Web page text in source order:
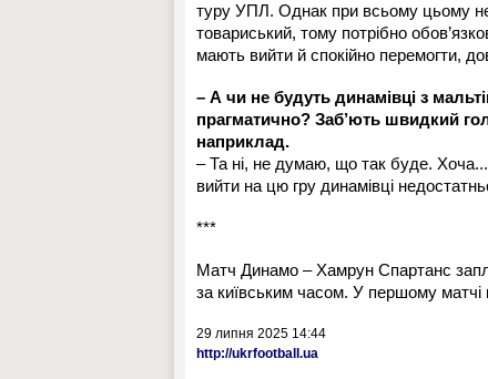
туру УПЛ. Однак при всьому цьому не
товариський, тому потрібно
мають вийти й спокійно перемогти,
– А чи не будуть динамівці з
прагматично? Заб’ють швидкий
наприклад.
– Та ні, не думаю, що так буде.
вийти на цю гру динамівці
***
Матч Динамо – Хамрун Спартанс
за київським часом. У першому
29 липня 2025 14:44
http://ukrfootball.ua